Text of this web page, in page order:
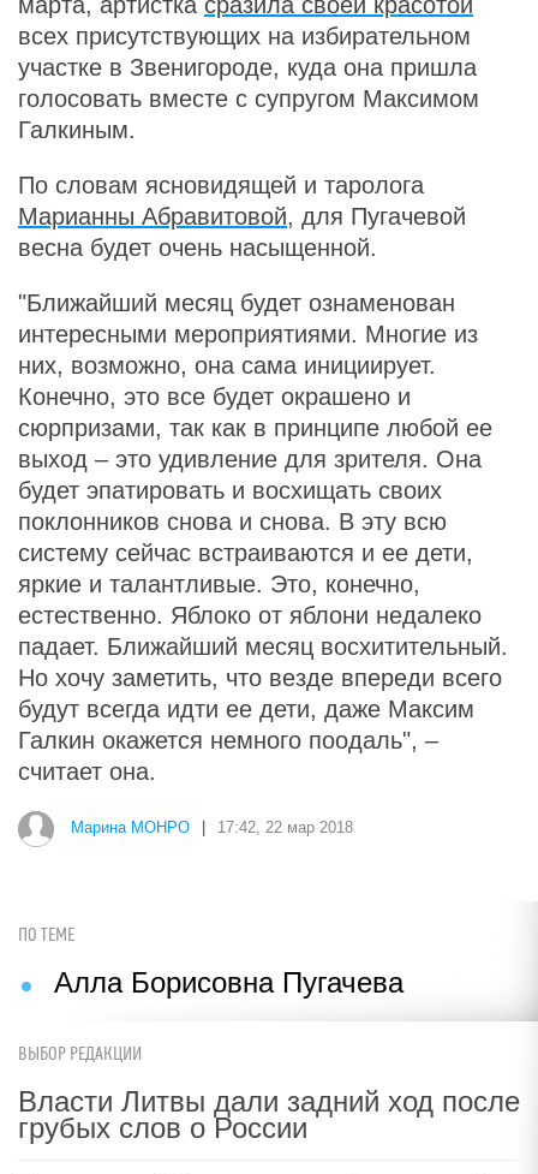
всех присутствующих на избирательном
участке в Звенигороде, куда она пришла
голосовать вместе с супругом Максимом
Галкиным.
По словам ясновидящей и таролога
Марианны Абравитовой, для Пугачевой
весна будет очень насыщенной.
"Ближайший месяц будет ознаменован
интересными мероприятиями. Многие из
них, возможно, она сама инициирует.
Конечно, это все будет окрашено и
сюрпризами, так как в принципе любой ее
выход – это удивление для зрителя. Она
будет эпатировать и восхищать своих
поклонников снова и снова. В эту всю
систему сейчас встраиваются и ее дети,
яркие и талантливые. Это, конечно,
естественно. Яблоко от яблони недалеко
падает. Ближайший месяц восхитительный.
Но хочу заметить, что везде впереди всего
будут всегда идти ее дети, даже Максим
Галкин окажется немного поодаль", –
считает она.
Марина МОНРО 17:42, 22 мар 2018
ПО ТЕМЕ
Алла Борисовна Пугачева
ВЫБОР РЕДАКЦИИ
Власти Литвы дали задний ход после
грубых слов о России